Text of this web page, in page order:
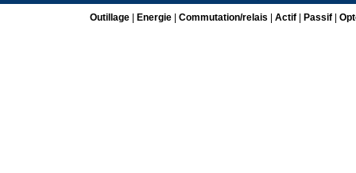
Outillage| Energie| Commutation/relais Actif| Passif|